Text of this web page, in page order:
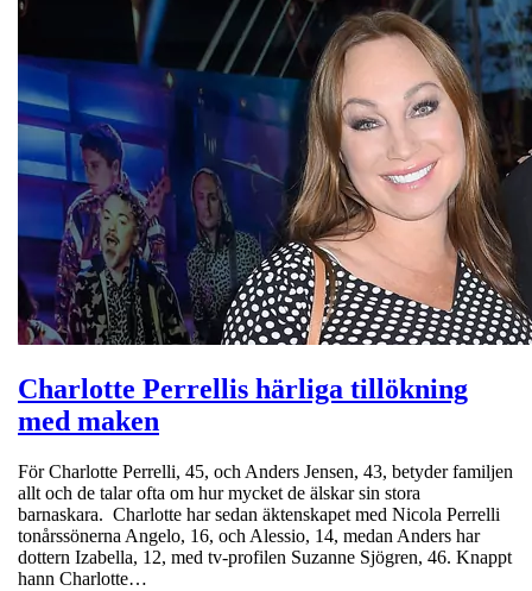
Charlotte Perrellis härliga tillökning
med maken
För Charlotte Perrelli, 45, och Anders Jensen, 43, betyder familjen
allt och de talar ofta om hur mycket de älskar sin stora
barnaskara. Charlotte har sedan äktenskapet med Nicola Perrelli
tonårssönerna Angelo, 16, och Alessio, 14, medan Anders har
dottern Izabella, 12, med tv-profilen Suzanne Sjögren, 46. Knappt
hann Charlotte…